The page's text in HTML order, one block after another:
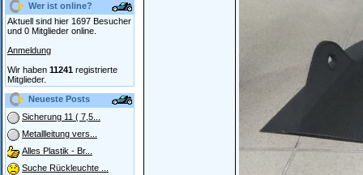
Wer ist online?
Aktuell sind hier 1697 Besucher
und 0 Mitglieder online.
Anmeldung
Wir haben 11241 registrierte
Mitglieder.
Neueste Posts
Sicherung 11 ( 7,5...
Metallleitung vers...
Alles Plastik - Br...
Suche Rückleuchte ...